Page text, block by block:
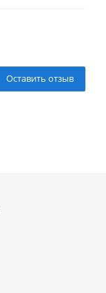
Оставить отзыв